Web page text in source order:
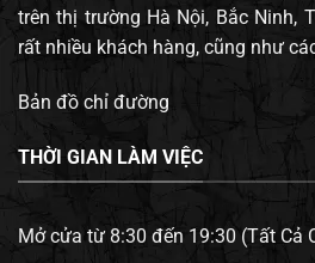
trên thị trường Hà Nội, Bắc Ninh,
rất nhiều khách hàng, cũng như
Bản đồ chỉ đường
THỜI GIAN LÀM VIỆC
Mở cửa từ 8:30 đến 19:30 (Tất Cả